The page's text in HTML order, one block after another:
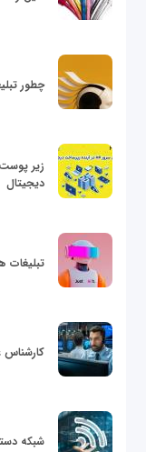
چطور
دیجیتال
تبلیغات
شبکه